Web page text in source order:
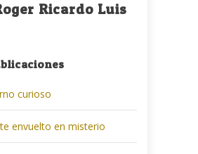
Ricardo Luis
curioso
envuelto en misterio